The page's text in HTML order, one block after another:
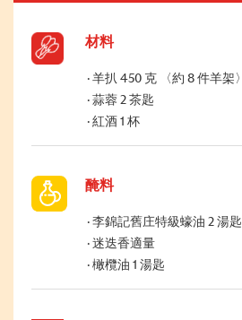
材料
羊扒 450 克 〈約 8 件羊架〉
蒜蓉 2 茶匙
紅酒 1 杯
醃料
李錦記舊庄特級蠔油 2 湯匙
迷迭香適量
橄欖油 1 湯匙